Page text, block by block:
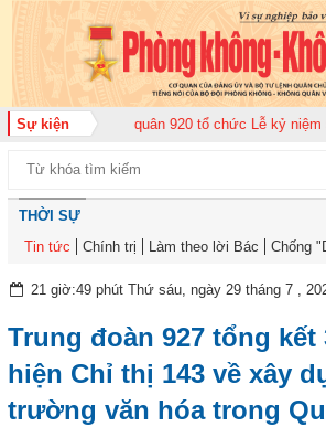
Sự kiện
đoàn Không quân 920 tổ chức Lễ kỷ niệm 50
THỜI SỰ
Tin tức
Chính trị Làm theo lời Bác Chống
21 giờ:49 phút Thứ sáu, ngày 29 tháng 7 ,
Trung đoàn 927 tổng kết
hiện Chỉ thị 143 về xây
trường văn hóa trong